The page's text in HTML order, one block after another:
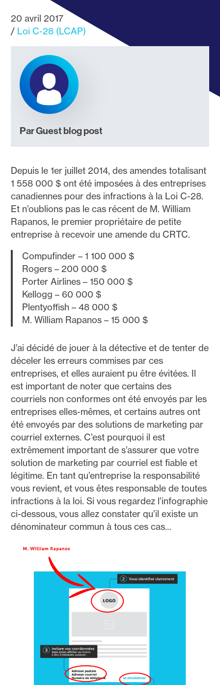
20 avril 2017
Loi C-28 (LCAP)
Par Guest blog post
Depuis le 1er juillet 2014, des amendes totalisant
1 558 000 $ ont été imposées à des entreprises
canadiennes pour des infractions à la Loi C-28.
Et n’oublions pas le cas récent de M. William
Rapanos, le premier propriétaire de petite
entreprise à recevoir une amende du CRTC.
Compufinder – 1 100 000 $
Rogers – 200 000 $
Porter Airlines – 150 000 $
Kellogg – 60 000 $
Plentyoffish – 48 000 $
M. William Rapanos – 15 000 $
J’ai décidé de jouer à la détective et de tenter de
déceler les erreurs commises par ces
entreprises, et elles auraient pu être évitées. Il
est important de noter que certains des
courriels non conformes ont été envoyés par les
entreprises elles-mêmes, et certains autres ont
été envoyés par des solutions de marketing par
courriel externes. C’est pourquoi il est
extrêmement important de s’assurer que votre
solution de marketing par courriel est fiable et
légitime. En tant qu’entreprise la responsabilité
vous revient, et vous êtes responsable de toutes
infractions à la loi. Si vous regardez l’infographie
ci-dessous, vous allez constater qu’il existe un
dénominateur commun à tous ces cas…